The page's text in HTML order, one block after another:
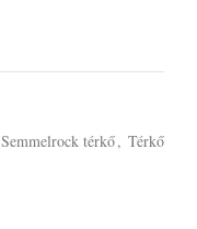
Semmelrock térkő, Térkő